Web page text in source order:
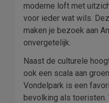
moderne loft met
voor ieder wat wils.
maken je bezoek aan
onvergetelijk.
Naast de culturele
ook een scala aan
Vondelpark is een
bevolking als toeristen.